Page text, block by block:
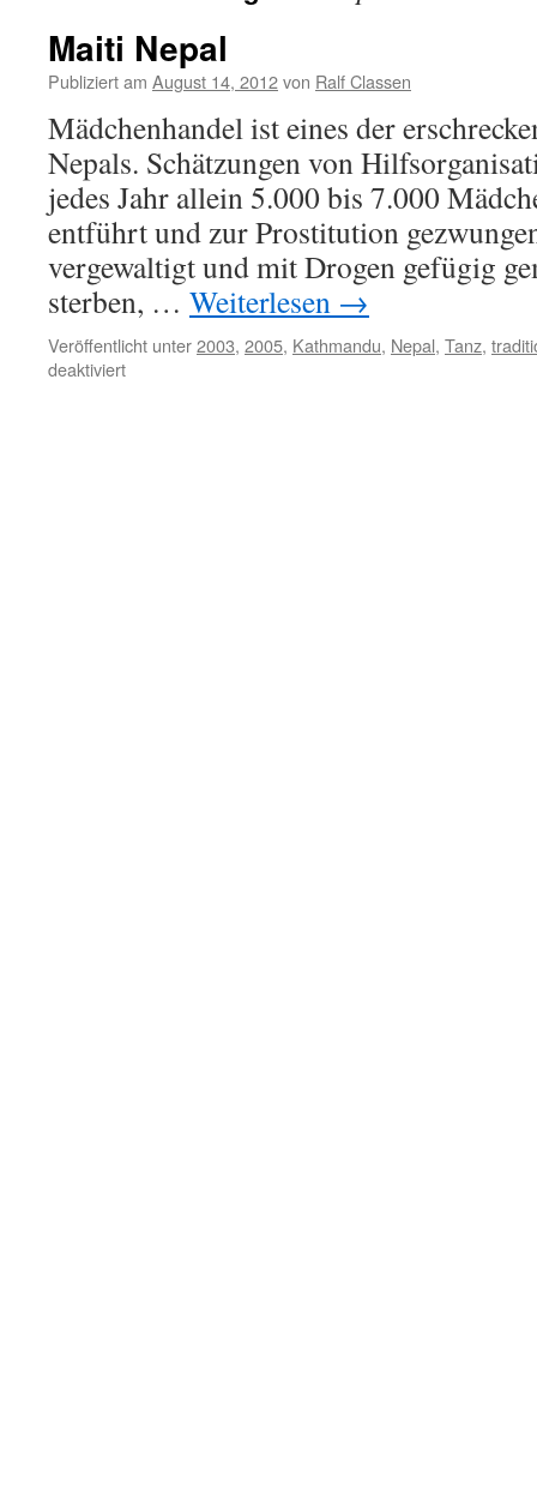
Maiti Nepal
Publiziert am August 14, 2012von Ralf Classen
Mädchenhandel ist eines der
Nepals. Schätzungen von
jedes Jahr allein 5.000 bis 7.000
entführt und zur Prostitution
vergewaltigt und mit Drogen gefügig
sterben, … Weiterlesen →
Veröffentlicht unter2003, 2005, Kathmandu, Nepal, Tanz,
deaktiviertfür